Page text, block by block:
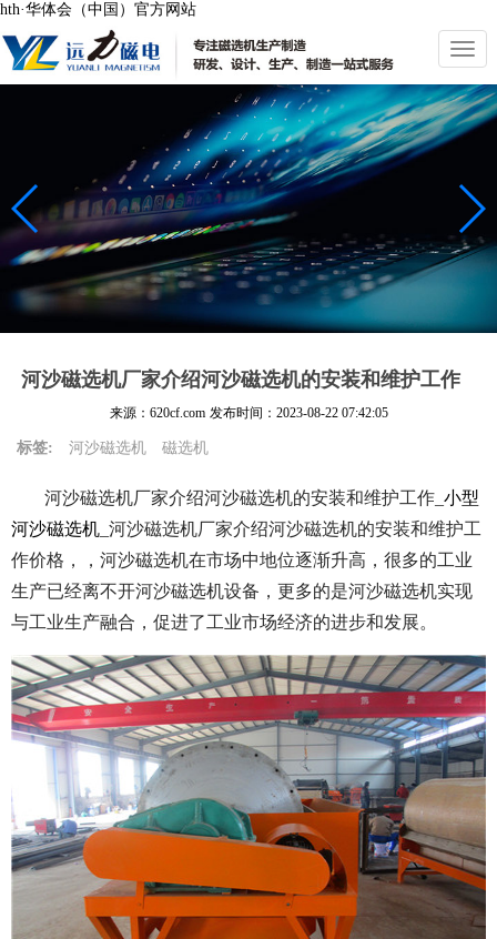
hth·华体会（中国）官方网站
切
换
导
航
河沙磁选机厂家介绍河沙磁选机的安装和维护工作
来源：620cf.com 发布时间： 2023-08-22 07:42:05
标签: 河沙磁选机 磁选机
河沙磁选机厂家介绍河沙磁选机的安装和维护工作_ 小型
河沙磁选机 _河沙磁选机厂家介绍河沙磁选机的安装和维护工
作价格，，河沙磁选机在市场中地位逐渐升高，很多的工业
生产已经离不开河沙磁选机设备，更多的是河沙磁选机实现
与工业生产融合，促进了工业市场经济的进步和发展。